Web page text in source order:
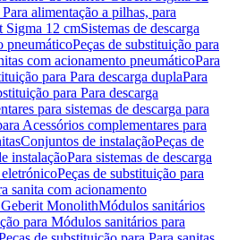
alimentação a pilhas, para
Sigma 12 cmSistemas de descarga
pneumáticoPeças de substituição para
com acionamento pneumáticoPara
para Para descarga duplaPara
para Para descarga
para sistemas de descarga para
Acessórios complementares para
Conjuntos de instalaçãoPeças de
instalaçãoPara sistemas de descarga
Peças de substituição para
sanita com acionamento
MonolithMódulos sanitários
para Módulos sanitários para